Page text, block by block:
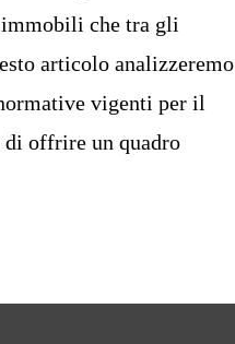
che tra gli
articolo analizzeremo
vigenti per il
di offrire un quadro